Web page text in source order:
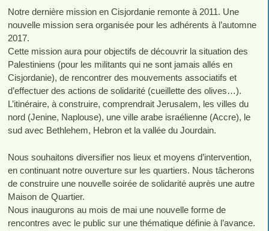
Notre dernière mission en Cisjordanie remonte à 2011. Une
nouvelle mission sera organisée pour les adhérents à l’automne
2017.
Cette mission aura pour objectifs de découvrir la situation des
Palestiniens (pour les militants qui ne sont jamais allés en
Cisjordanie), de rencontrer des mouvements associatifs et
d’effectuer des actions de solidarité (cueillette des olives…).
L’itinéraire, à construire, comprendrait Jerusalem, les villes du
nord (Jenine, Naplouse), une ville arabe israélienne (Accre), le
sud avec Bethlehem, Hebron et la vallée du Jourdain.
Nous souhaitons diversifier nos lieux et moyens d’intervention,
en continuant notre ouverture sur les quartiers. Nous tâcherons
de construire une nouvelle soirée de solidarité auprès une autre
Maison de Quartier.
Nous inaugurons au mois de mai une nouvelle forme de
rencontres avec le public sur une thématique définie à l’avance.